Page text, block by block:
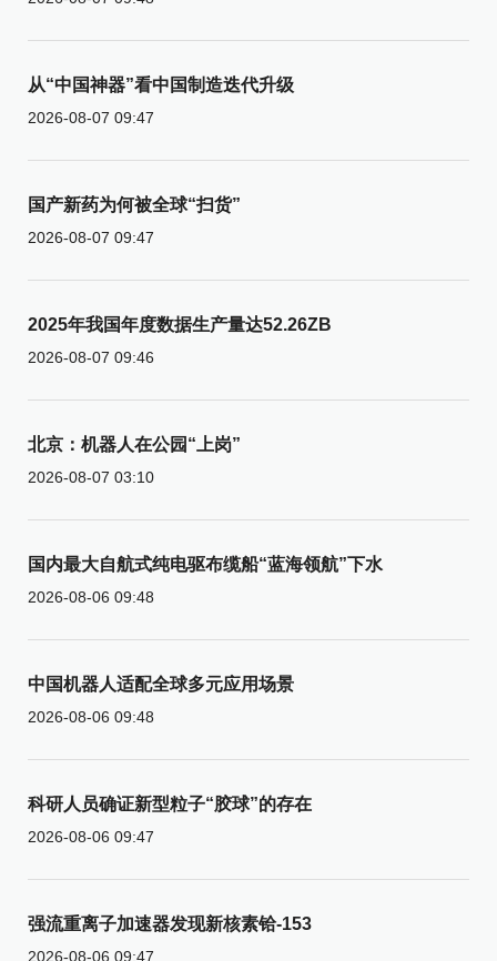
从“中国神器”看中国制造迭代升级
2026-08-07 09:47
国产新药为何被全球“扫货”
2026-08-07 09:47
2025年我国年度数据生产量达52.26ZB
2026-08-07 09:46
北京：机器人在公园“上岗”
2026-08-07 03:10
国内最大自航式纯电驱布缆船“蓝海领航”下水
2026-08-06 09:48
中国机器人适配全球多元应用场景
2026-08-06 09:48
科研人员确证新型粒子“胶球”的存在
2026-08-06 09:47
强流重离子加速器发现新核素铪-153
2026-08-06 09:47